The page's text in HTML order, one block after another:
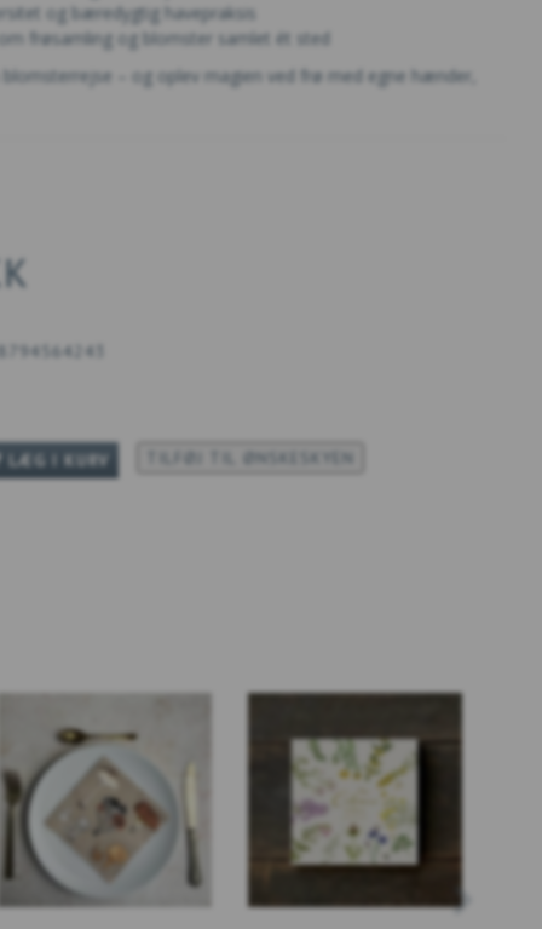
og bæredygtig havepraksis
frøsamling og blomster samlet ét sted
blomsterrejse – og oplev magien ved frø med egne hænder,
LÆG I KURV TILFØJ TIL ØNSKESKYEN